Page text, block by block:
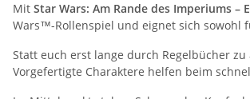
Mit Star Wars: Am Rande des Imperiums –
Wars™-Rollenspiel und eignet sich sowohl
Statt euch erst lange durch Regelbücher
Vorgefertigte Charaktere helfen beim